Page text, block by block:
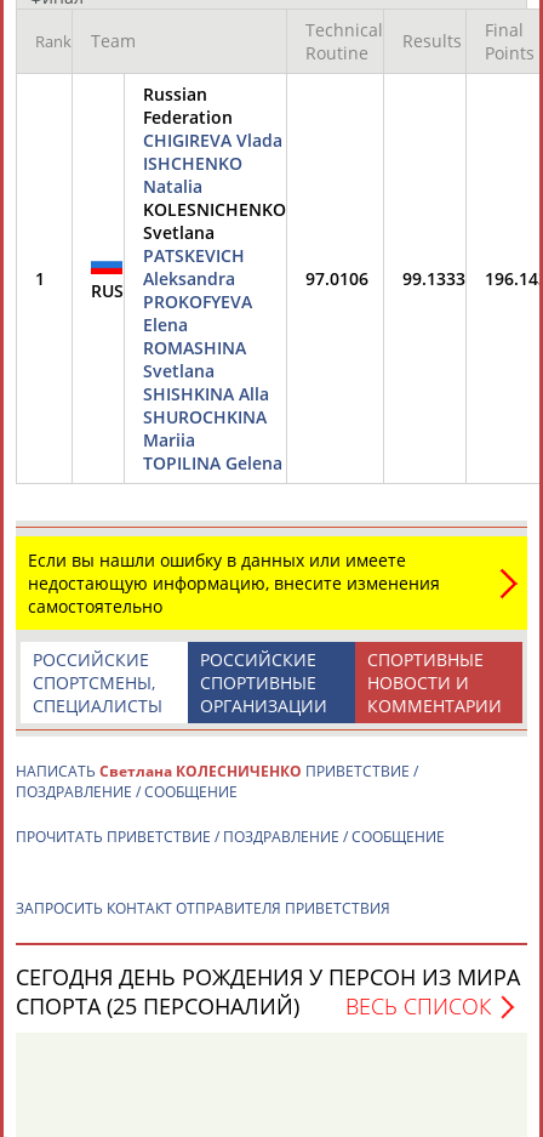
протокол
Финал
Technical
Final
Russian
Federation
CHIGIREVA Vlada
ISHCHENKO
Natalia
KOLESNICHENKO
Svetlana
PATSKEVICH
Aleksandra
PROKOFYEVA
Elena
ROMASHINA
Svetlana
SHISHKINA Alla
SHUROCHKINA
Mariia
Если вы нашли ошибку в данных или имеете
недостающую информацию, внесите изменения
самостоятельно
СПОРТИВНЫЕ
НОВОСТИ И
РОССИЙСКИЕ
СПОРТИВНЫЕ
РОССИЙСКИЕ
СПОРТСМЕНЫ,
ПОЗДРАВЛЕНИЕ / СООБЩЕНИЕ
СЕГОДНЯ ДЕНЬ РОЖДЕНИЯ У ПЕРСОН ИЗ МИРА